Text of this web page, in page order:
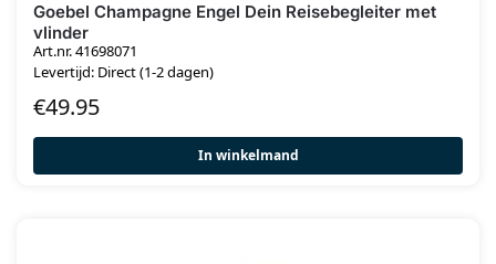
Goebel Champagne Engel Dein Reisebegleiter met
vlinder
Art.nr. 41698071
Levertijd: Direct (1-2 dagen)
€49.95
In winkelmand